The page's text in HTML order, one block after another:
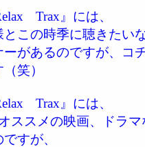
Trax』には、
とこの時季に聴きたい
があるのですが、コ
笑）
Trax』には、
ススメの映画、ドラ
すが、